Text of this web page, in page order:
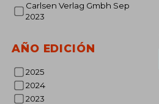
Carlsen Verlag Gmbh Sep
2023
AÑO EDICIÓN
2025
2024
2023